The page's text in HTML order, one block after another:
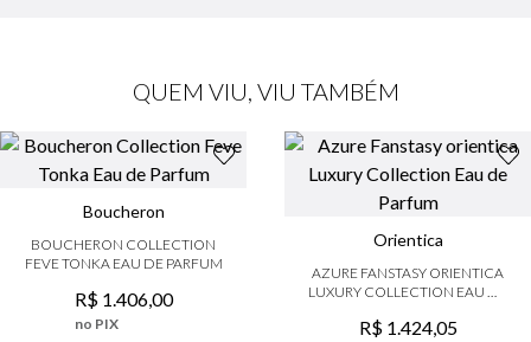
QUEM VIU, VIU TAMBÉM
Boucheron
BOUCHERON COLLECTION
FEVE TONKA EAU DE PARFUM
R$ 1.406,00
no PIX
Orientica
AZURE FANSTASY ORIENTICA
LUXURY COLLECTION EAU DE
R$ 1.424,05